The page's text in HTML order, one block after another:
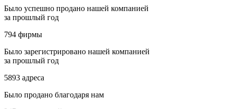
Было успешно продано нашей компанией
за прошлый год
794 фирмы
Было зарегистрировано нашей компанией
за прошлый год
5893 адреса
Было продано благодаря нам